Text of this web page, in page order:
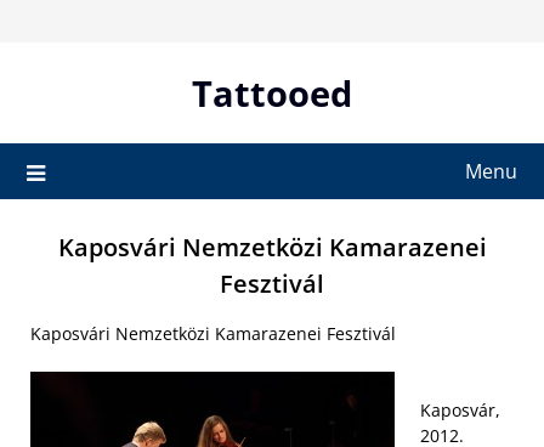
Tattooed
Menu
Kaposvári Nemzetközi Kamarazenei
Fesztivál
Kaposvári Nemzetközi Kamarazenei Fesztivál
Kaposvár,
2012.